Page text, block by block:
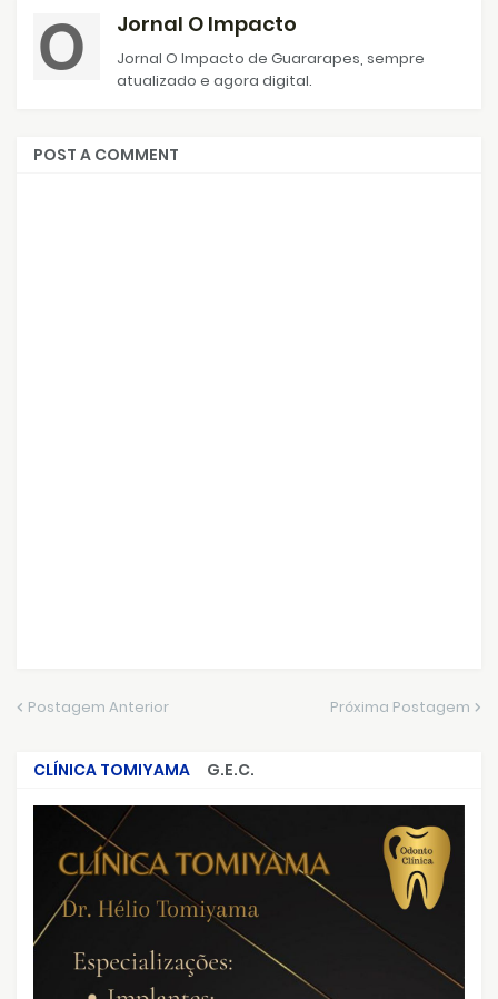
Jornal O Impacto
Jornal O Impacto de Guararapes, sempre
atualizado e agora digital.
POST A COMMENT
Postagem Anterior Próxima Postagem
CLÍNICA TOMIYAMA
G.E.C.
CRIMES QUE ABALARAM O BRASIL